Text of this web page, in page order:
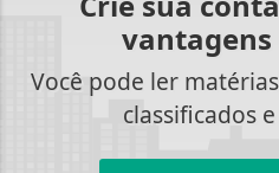
Você pode ler
classificados